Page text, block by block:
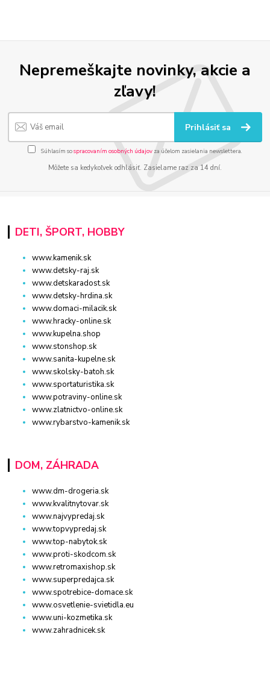
Nepremeškajte novinky, akcie a
zľavy!
Prihlásiť sa
Súhlasím sospracovaním osobných údajov za účelom zasielania newslettera.
Môžete sa kedykoľvek odhlásiť. Zasielame raz za 14 dní.
DETI, ŠPORT, HOBBY
www.kamenik.sk
www.detsky-raj.sk
www.detskaradost.sk
www.detsky-hrdina.sk
www.domaci-milacik.sk
www.hracky-online.sk
www.kupelna.shop
www.stonshop.sk
www.sanita-kupelne.sk
www.skolsky-batoh.sk
www.sportaturistika.sk
www.potraviny-online.sk
www.zlatnictvo-online.sk
www.rybarstvo-kamenik.sk
DOM, ZÁHRADA
www.dm-drogeria.sk
www.kvalitnytovar.sk
www.najvypredaj.sk
www.topvypredaj.sk
www.top-nabytok.sk
www.proti-skodcom.sk
www.retromaxishop.sk
www.superpredajca.sk
www.spotrebice-domace.sk
www.osvetlenie-svietidla.eu
www.uni-kozmetika.sk
www.zahradnicek.sk